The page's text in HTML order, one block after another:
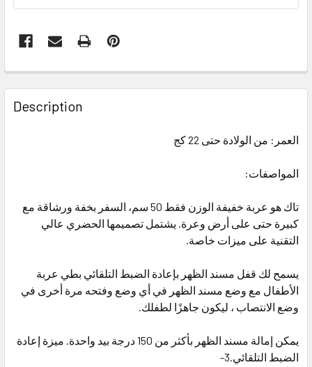
FREQUENTLY
BOUGHT
TOGETHER:
ADD
SELECTED
TO CART
Description
العمر: من الولادة حتى 22 كج
المواصفات:
تاك هو عربة خفيفة الوزن فقط 50 سم، السفر بخفة ورشاقة مع
كبيرة حتى على أرض وعرة. يشتمل تصميمها الحضري عالي
التقنية على ميزات خاصة.
يسمح لك قفل مسند الظهر بإعادة الضبط التلقائي بطي عربة
الأطفال مع وضع مسند الظهر في أي وضع وفتحه مرة أخرى في
وضع الانتصاب ، ليكون جاهزًا لطفلك.
يمكن إمالة مسند الظهر بأكثر من 150 درجة بيد واحدة. ميزة إعادة
الضبط التلقائي.3-